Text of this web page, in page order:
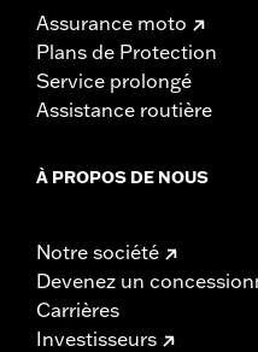
Assurance moto
Plans de Protection
Service prolongé
Assistance routière
À PROPOS DE NOUS
Notre société
Devenez un
Carrières
Investisseurs